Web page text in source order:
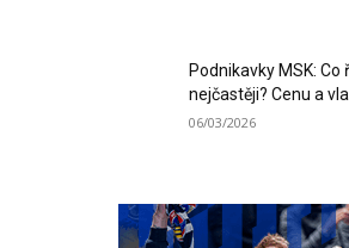
Podnikavky MSK:
nejčastěji? Cenu a
06/03/2026